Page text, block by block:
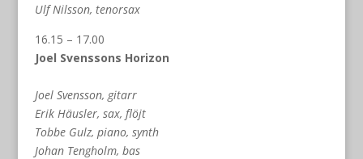
Ulf Nilsson, tenorsax
16.15 – 17.00
Joel Svenssons Horizon
Joel Svensson, gitarr
Erik Häusler, sax, flöjt
Tobbe Gulz, piano, synth
Johan Tengholm, bas